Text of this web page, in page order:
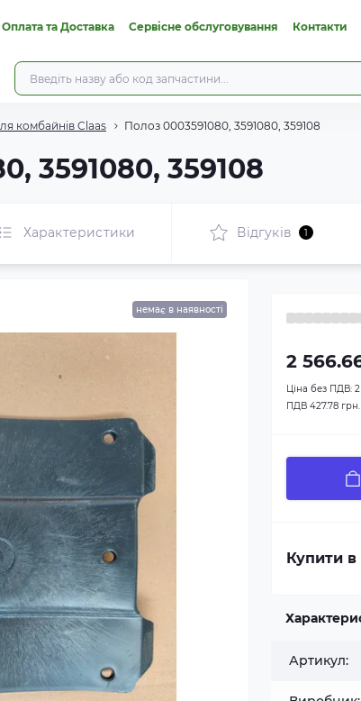
Оплата та Доставка Сервісне обслуговування Контакти
комбайнів Claas Полоз 0003591080, 3591080, 359108
3591080, 359108
Характеристики Відгуків 1
немає в наявності
2
Ціна без ПДВ:
ПДВ 427.78 грн.
Купити в
Артикул: